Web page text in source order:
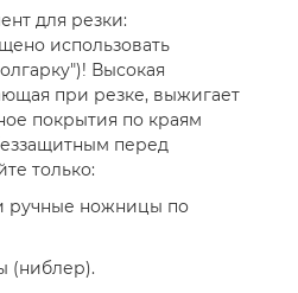
для резки:
использовать
Высокая
при резке, выжигает
покрытия по краям
перед
только:
ручные ножницы по
(ниблер).